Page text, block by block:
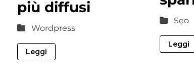
più diffusi
Wordpress
Leggi
Seo
Leggi